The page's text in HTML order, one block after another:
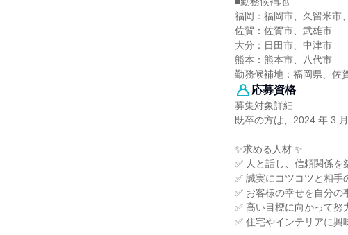
福岡：福岡市、久留米市
佐賀：佐賀市、武雄市
大分：日田市、中津市
熊本：熊本市、八代市
勤務候補地：福岡県、佐
応募資格
募集対象詳細
既卒の方は、2024 年 3
✨求める人材 ✨
✅ 人と話し、信頼関係を
✅ 誠実にコツコツと相手
✅ お客様の幸せを自分の
✅ 高い目標に向かって努
✅ 住宅やインテリアに興